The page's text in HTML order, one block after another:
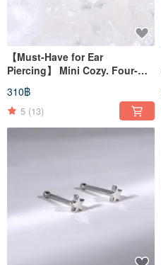
【Must-Have for Ear
Piercing】 Mini Cozy. Four-
Prong Single Diamond Ear
Studs
310฿
5 (13)